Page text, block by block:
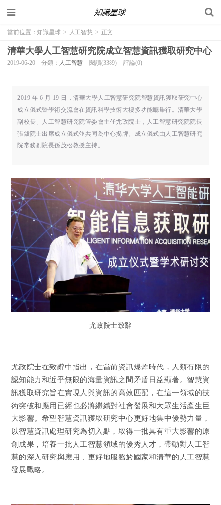
當前位置： 知識星球 > 人工智慧 > 正文
清華大學人工智慧研究院成立智慧資訊獲取研究中心
2019-06-20 分類： 人工智慧 閱讀(3389) 評論(0)
2019 年 6 月 19 日，清華大學人工智慧研究院智慧資訊獲取研究中心
成立儀式暨學術交流會在資訊科學技術大樓多功能廳舉行。清華大學
副校長、人工智慧研究院管委會主任尤政院士，人工智慧研究院院長
張鈸院士出席成立儀式並共同為中心揭牌。成立儀式由人工智慧研究
院常務副院長孫茂松教授主持。
尤政院士致辭
尤政院士在致辭中指出，在當前資訊爆炸時代，人類有限的
認知能力和近乎無限的海量資訊之間矛盾日益顯著。智慧資
訊獲取研究旨在實現人與資訊的高效匹配，在這一領域的技
術突破和應用已經也必將繼續對社會發展和大眾生活產生巨
大影響。希望智慧資訊獲取研究中心更好地集中優勢力量，
以智慧資訊處理研究為切入點，取得一批具有重大影響的原
創成果，培養一批人工智慧領域的優秀人才，帶動對人工智
慧的深入研究與應用，更好地服務於國家和清華的人工智慧
發展戰略。